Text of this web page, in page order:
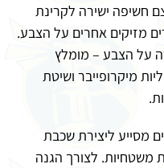
חשיפה ישירה לקרינת
מזיקים אחרים על הצבע.
על הצבע – מומלץ
מיקרופייבר ושיטת
מסייע ליצירת שכבת
משטחיות. לצורך הגנה